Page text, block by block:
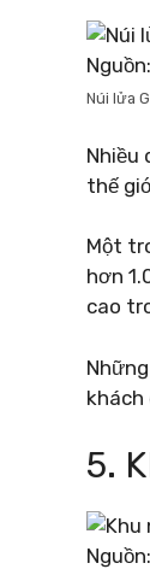
Núi lửa
Nhiều
thế
Một
hơn
cao
khách
5.